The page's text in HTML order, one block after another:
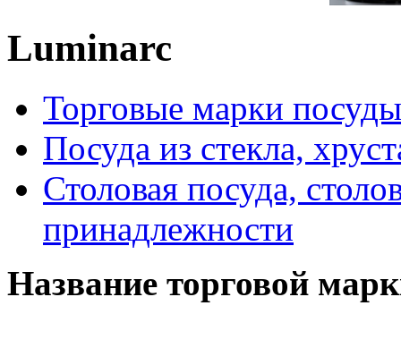
Luminarc
Торговые марки посуды
Посуда из стекла,
Столовая посуда,
принадлежности
Название торговой